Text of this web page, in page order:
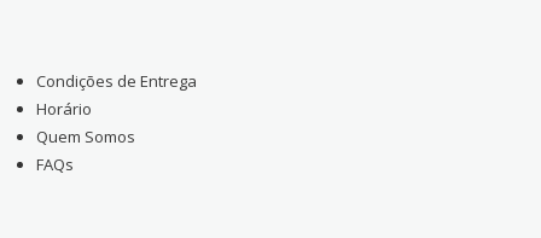
Condições de Entrega
Horário
Quem Somos
FAQs